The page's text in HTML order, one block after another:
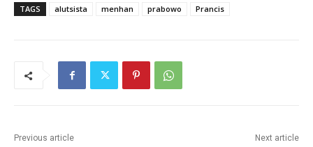
TAGS alutsista menhan prabowo Prancis
Previous article Next article